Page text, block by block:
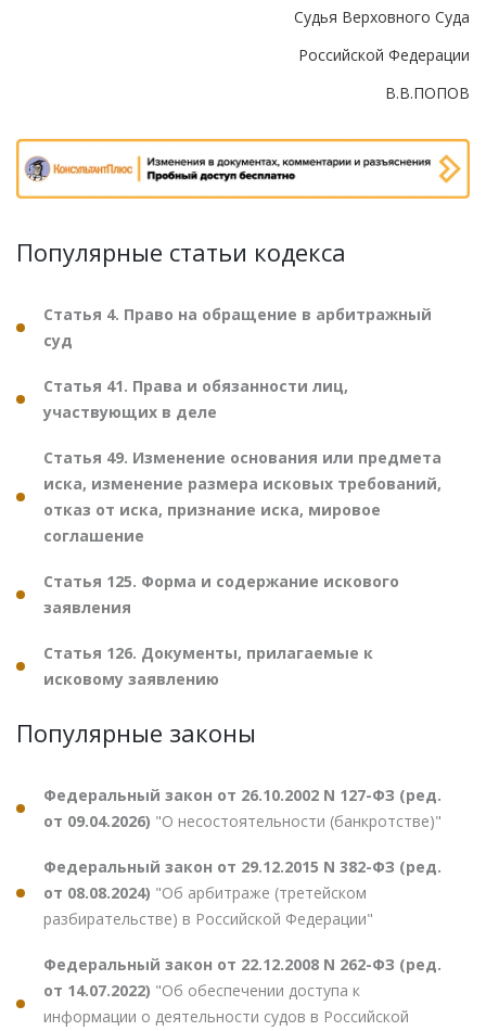
Судья Верховного Суда
Российской Федерации
В.В.ПОПОВ
Популярные статьи кодекса
Статья 4. Право на обращение в арбитражный
суд
Статья 41. Права и обязанности лиц,
участвующих в деле
Статья 49. Изменение основания или предмета
иска, изменение размера исковых требований,
отказ от иска, признание иска, мировое
соглашение
Статья 125. Форма и содержание искового
заявления
Статья 126. Документы, прилагаемые к
исковому заявлению
Популярные законы
Федеральный закон от 26.10.2002 N 127-ФЗ (ред.
от 09.04.2026) "О несостоятельности (банкротстве)"
Федеральный закон от 29.12.2015 N 382-ФЗ (ред.
от 08.08.2024) "Об арбитраже (третейском
разбирательстве) в Российской Федерации"
Федеральный закон от 22.12.2008 N 262-ФЗ (ред.
от 14.07.2022) "Об обеспечении доступа к
информации о деятельности судов в Российской